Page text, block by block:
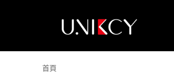
首頁